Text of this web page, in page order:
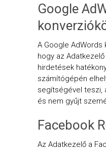
Google
A Google AdWords
hogy az
hirdetések
számítógépén
segítségével teszi,
és nem gyűjt
Facebook
Az Adatkezelő a